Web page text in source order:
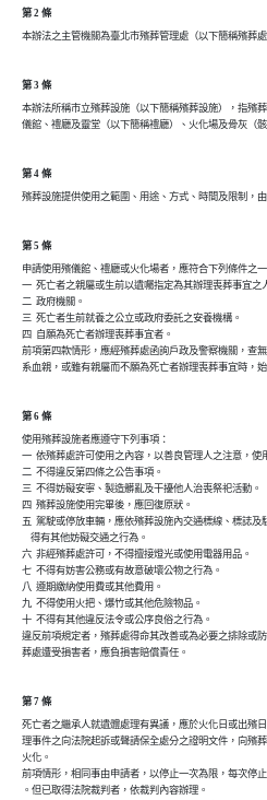
第 2 條
本辦法之主管機關為臺北市殯葬管理處（以下簡稱殯葬處
第 3 條
本辦法所稱市立殯葬設施（以下簡稱殯葬設施），指殯
儀館、禮廳及靈堂（以下簡稱禮廳）、火化場及骨灰（骸
第 4 條
殯葬設施提供使用之範圍、用途、方式、時間及限制，
第 5 條
申請使用殯儀館、禮廳或火化場者，應符合下列條件之一
一  死亡者之親屬或生前以遺囑指定為其辦理喪葬事宜之
二  政府機關。
三  死亡者生前就養之公立或政府委託之安養機構。
四  自願為死亡者辦理喪葬事宜者。
前項第四款情形，應經殯葬處函詢戶政及警察機關，查
系血親，或雖有親屬而不願為死亡者辦理喪葬事宜時，
第 6 條
使用殯葬設施者應遵守下列事項：
一  依殯葬處許可使用之內容，以善良管理人之注意，使
二  不得違反第四條之公告事項。
三  不得妨礙安寧、製造髒亂及干擾他人治喪祭祀活動。
四  殯葬設施使用完畢後，應回復原狀。
五  駕駛或停放車輛，應依殯葬設施內交通標線、標誌及
    得有其他妨礙交通之行為。
六  非經殯葬處許可，不得擅接燈光或使用電器用品。
七  不得有妨害公務或有故意破壞公物之行為。
八  遵期繳納使用費或其他費用。
九  不得使用火把、爆竹或其他危險物品。
十  不得有其他違反法令或公序良俗之行為。
違反前項規定者，殯葬處得命其改善或為必要之排除或
葬處遭受損害者，應負損害賠償責任。
第 7 條
死亡者之繼承人就遺體處理有異議，應於火化日或出殯
理事件之向法院起訴或聲請保全處分之證明文件，向殯
火化。
前項情形，相同事由申請者，以停止一次為限，每次停
。但已取得法院裁判者，依裁判內容辦理。